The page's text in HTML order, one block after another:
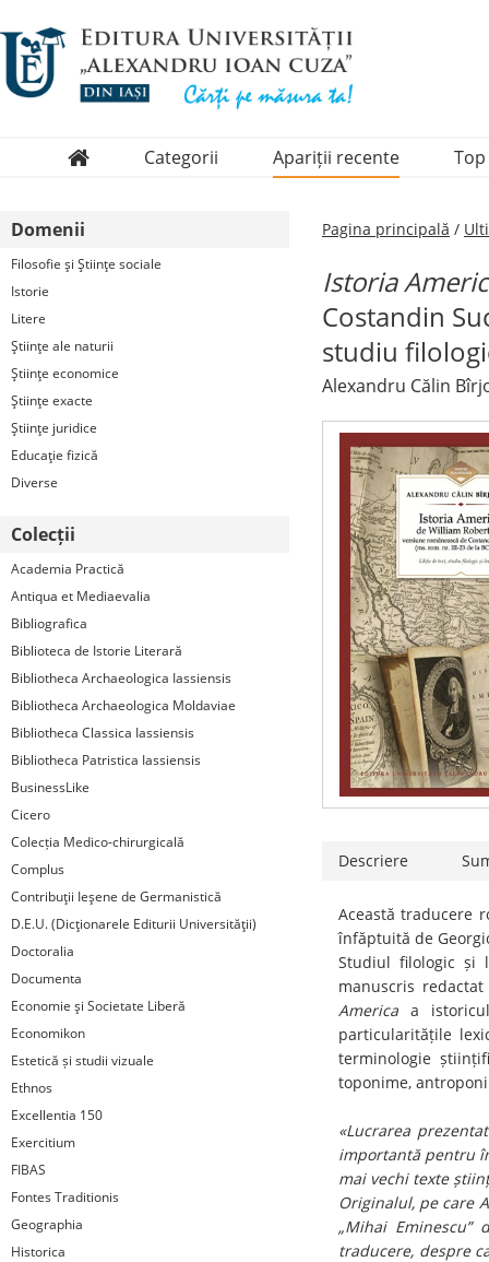
Categorii
Periodice
Apariții recente Top
Domenii
Filosofie şi Ştiinţe sociale
Istorie
Litere
Ştiinţe ale naturii
Ştiinţe economice
Ştiinţe exacte
Ştiinţe juridice
Educaţie fizică
Diverse
Colecții
Academia Practică
Antiqua et Mediaevalia
Bibliografica
Biblioteca de Istorie Literară
Bibliotheca Archaeologica Iassiensis
Bibliotheca Archaeologica Moldaviae
Bibliotheca Classica Iassiensis
Bibliotheca Patristica Iassiensis
BusinessLike
Cicero
Colecția Medico-chirurgicală
Complus
Contribuţii Ieşene de Germanistică
D.E.U. (Dicţionarele Editurii Universităţii)
Doctoralia
Documenta
Economie şi Societate Liberă
Economikon
Estetică și studii vizuale
Ethnos
Excellentia 150
Exercitium
FIBAS
Fontes Traditionis
Geographia
Historica
Pagina principală /
Istoria
Costandin
studiu
Alexandru Călin
Descriere
Această traducere
înfăptuită de
Studiul filologic și
manuscris
America a
particularitățile
terminologie
toponime,
«Lucrarea
importantă pentru
mai vechi texte
Originalul, pe care
„Mihai
traducere, despre